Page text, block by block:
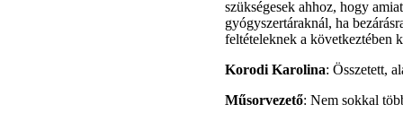
szükségesek ahhoz, hogy
gyógyszertáraknál, ha
feltételeknek a következtében
Korodi Karolina: Összetett,
Műsorvezető: Nem sokkal